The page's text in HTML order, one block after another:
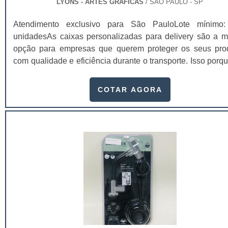
LYONS - ARTES GRÁFICAS / SÃO PAULO - SP
Atendimento exclusivo para São PauloLote
unidadesAs caixas personalizadas para delivery são a
opção para empresas que querem proteger os seus
com qualidade e eficiência durante o transporte. Isso
temperatura ambiente, a integridade e sua qualidade,
imagem do produto.Essas embalagens são feitas com
meio ambiente, já que não causam danos a natureza.
disso, a entrega das embalagens para as empresas é
acordo com as exigências dos clientes e são entregues no
combinado.Vantagens das caixas personalizadasAs
personalizadas para delivery oferecem uma série de
para quem compra, como:Maior
consumidor;Produtos de excelente sofisticação;Serve
publicidade, divulgando telefone e outros contatos;Menor
COTAR AGORA